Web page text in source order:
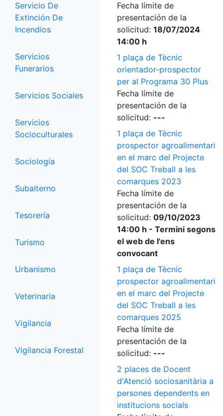
Servicio De
Extinción De
Incendios
Servicios
Funerarios
Servicios Sociales
Servicios
Socioculturales
Sociología
Subalterno
Tesorería
Turismo
Urbanismo
Veterinaria
Vigilancia
Vigilancia Forestal
Fecha límite de
presentación de la
solicitud: 18/07/2024
14:00 h
1 plaça de Tècnic
orientador-prospector
per al Programa 30 Plus
Fecha límite de
presentación de la
solicitud: ---
1 plaça de Tècnic
prospector agroalimentari
en el marc del Projecte
del SOC Treball a les
comarques 2023
Fecha límite de
presentación de la
solicitud: 09/10/2023
14:00 h - Termini segons
el web de l'ens
convocant
1 plaça de Tècnic
prospector agroalimentari
en el marc del Projecte
del SOC Treball a les
comarques 2025
Fecha límite de
presentación de la
solicitud: ---
2 places de Docent
d'Atenció sociosanitària a
persones dependents en
institucions socials